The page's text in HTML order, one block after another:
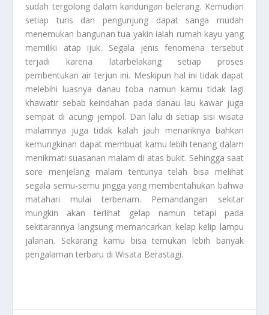
sudah tergolong dalam kandungan belerang. Kemudian
setiap turis dan pengunjung dapat sanga mudah
menemukan bangunan tua yakin ialah rumah kayu yang
memiliki atap ijuk. Segala jenis fenomena tersebut
terjadi karena latarbelakang setiap proses
pembentukan air terjun ini. Meskipun hal ini tidak dapat
melebihi luasnya danau toba namun kamu tidak lagi
khawatir sebab keindahan pada danau lau kawar juga
sempat di acungi jempol. Dan lalu di setiap sisi wisata
malamnya juga tidak kalah jauh menariknya bahkan
kemungkinan dapat membuat kamu lebih tenang dalam
menikmati suasanan malam di atas bukit. Sehingga saat
sore menjelang malam tentunya telah bisa melihat
segala semu-semu jingga yang memberitahukan bahwa
matahari mulai terbenam. Pemandangan sekitar
mungkin akan terlihat gelap namun tetapi pada
sekitarannya langsung memancarkan kelap kelip lampu
jalanan. Sekarang kamu bisa temukan lebih banyak
pengalaman terbaru diWisata Berastagi.